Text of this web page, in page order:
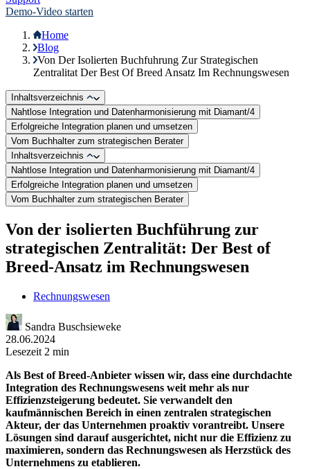
Demo-Video starten
Home
Blog
Von Der Isolierten Buchfuhrung Zur Strategischen
Zentralitat Der Best Of Breed Ansatz Im Rechnungswesen
Inhaltsverzeichnis
Nahtlose Integration und Datenharmonisierung mit Diamant/4
Erfolgreiche Integration planen und umsetzen
Vom Buchhalter zum strategischen Berater
Inhaltsverzeichnis
Nahtlose Integration und Datenharmonisierung mit Diamant/4
Erfolgreiche Integration planen und umsetzen
Vom Buchhalter zum strategischen Berater
Von der isolierten Buchführung zur
strategischen Zentralität: Der Best of
Breed-Ansatz im Rechnungswesen
Rechnungswesen
Sandra Buschsieweke
28.06.2024
Lesezeit 2 min
Als Best of Breed-Anbieter wissen wir, dass eine durchdachte
Integration des Rechnungswesens weit mehr als nur
Effizienzsteigerung bedeutet. Sie verwandelt den
kaufmännischen Bereich in einen zentralen strategischen
Akteur, der das Unternehmen proaktiv vorantreibt. Unsere
Lösungen sind darauf ausgerichtet, nicht nur die Effizienz zu
maximieren, sondern das Rechnungswesen als Herzstück des
Unternehmens zu etablieren.